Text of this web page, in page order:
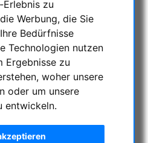
Erlebnis zu
Werbung, die Sie
Bedürfnisse
Technologien nutzen
Ergebnisse zu
woher unsere
oder um unsere
entwickeln.